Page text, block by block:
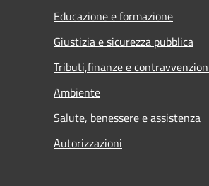
Educazione e formazione
Giustizia e sicurezza pubblica
Tributi,finanze e
Ambiente
Salute, benessere e assistenza
Autorizzazioni